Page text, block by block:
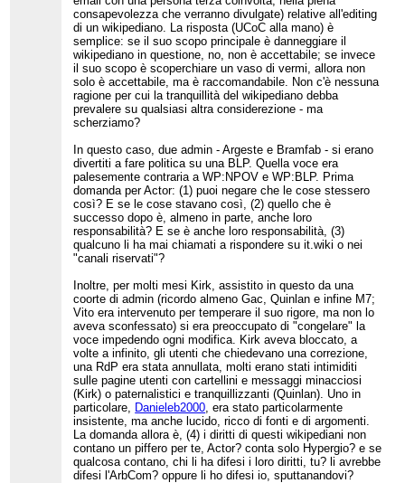
discutere liberamente
tra loro di questioni
interne
all'enciclopedia").
Bella linea guida, eh?
consapevolezza che verranno divulgate) relative all'editing
di un wikipediano. La risposta (UCoC alla mano) è
semplice: se il suo scopo principale è danneggiare il
wikipediano in questione, no, non è accettabile; se invece
il suo scopo è scoperchiare un vaso di vermi, allora non
solo è accettabile, ma è raccomandabile. Non c'è nessuna
ragione per cui la tranquillità del wikipediano debba
prevalere su qualsiasi altra considerezione - ma
scherziamo?
In questo caso, due admin - Argeste e Bramfab - si erano
divertiti a fare politica su una BLP. Quella voce era
palesemente contraria a WP:NPOV e WP:BLP. Prima
domanda per Actor: (1) puoi negare che le cose stessero
così? E se le cose stavano così, (2) quello che è
successo dopo è, almeno in parte, anche loro
responsabilità? E se è anche loro responsabilità, (3)
qualcuno li ha mai chiamati a rispondere su it.wiki o nei
"canali riservati"?
Inoltre, per molti mesi Kirk, assistito in questo da una
coorte di admin (ricordo almeno Gac, Quinlan e infine M7;
Vito era intervenuto per temperare il suo rigore, ma non lo
aveva sconfessato) si era preoccupato di "congelare" la
voce impedendo ogni modifica. Kirk aveva bloccato, a
volte a infinito, gli utenti che chiedevano una correzione,
una RdP era stata annullata, molti erano stati intimiditi
sulle pagine utenti con cartellini e messaggi minacciosi
(Kirk) o paternalistici e tranquillizzanti (Quinlan). Uno in
particolare,
Danieleb2000 , era stato particolarmente
insistente, ma anche lucido, ricco di fonti e di argomenti.
La domanda allora è, (4) i diritti di questi wikipediani non
contano un piffero per te, Actor? conta solo Hypergio? e se
qualcosa contano, chi li ha difesi i loro diritti, tu? li avrebbe
difesi l'ArbCom? oppure li ho difesi io, sputtanandovi?